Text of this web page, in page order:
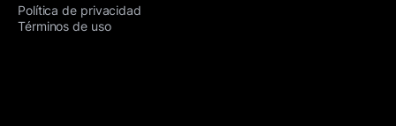
Política de privacidad
Términos de uso